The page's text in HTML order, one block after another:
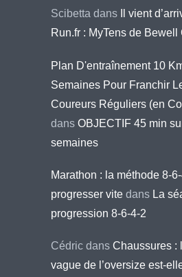
Scibetta dans
Il vient
Run.fr : MyTens de Bewell
Plan D'entraînement 10
Semaines Pour Franchir
Coureurs Réguliers (en
dans OBJECTIF 45 min
semaines
Marathon : la méthode 8-
progresser vite dans La
progression 8-6-4-2
Cédric dans Chaussures :
vague de l’oversize est-